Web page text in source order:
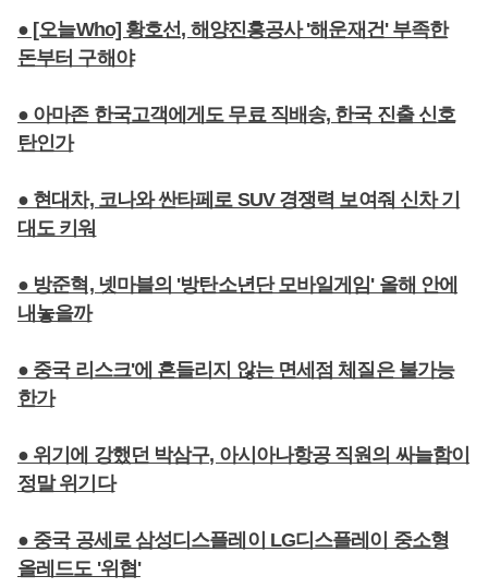
● [오늘Who] 황호선, 해양진흥공사 '해운재건' 부족한
돈부터 구해야
● 아마존 한국고객에게도 무료 직배송, 한국 진출 신호
탄인가
● 현대차, 코나와 싼타페로 SUV 경쟁력 보여줘 신차 기
대도 키워
● 방준혁, 넷마블의 '방탄소년단 모바일게임' 올해 안에
내놓을까
● 중국 리스크'에 흔들리지 않는 면세점 체질은 불가능
한가
● 위기에 강했던 박삼구, 아시아나항공 직원의 싸늘함이
정말 위기다
● 중국 공세로 삼성디스플레이 LG디스플레이 중소형
올레드도 '위협'